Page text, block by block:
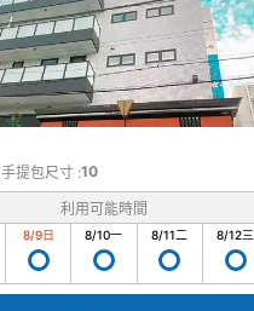
手提包尺寸 :10
利用可能時間
8/9日 8/10一 8/11二 8/12三